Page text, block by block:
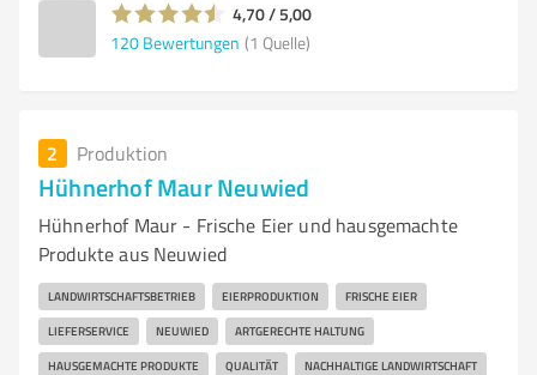
4,70 / 5,00
120 Bewertungen (1 Quelle)
2 Produktion
Hühnerhof Maur Neuwied
Hühnerhof Maur - Frische Eier und hausgemachte
Produkte aus Neuwied
LANDWIRTSCHAFTSBETRIEB EIERPRODUKTION FRISCHE EIER
LIEFERSERVICE NEUWIED ARTGERECHTE HALTUNG
HAUSGEMACHTE PRODUKTE QUALITÄT NACHHALTIGE LANDWIRTSCHAFT